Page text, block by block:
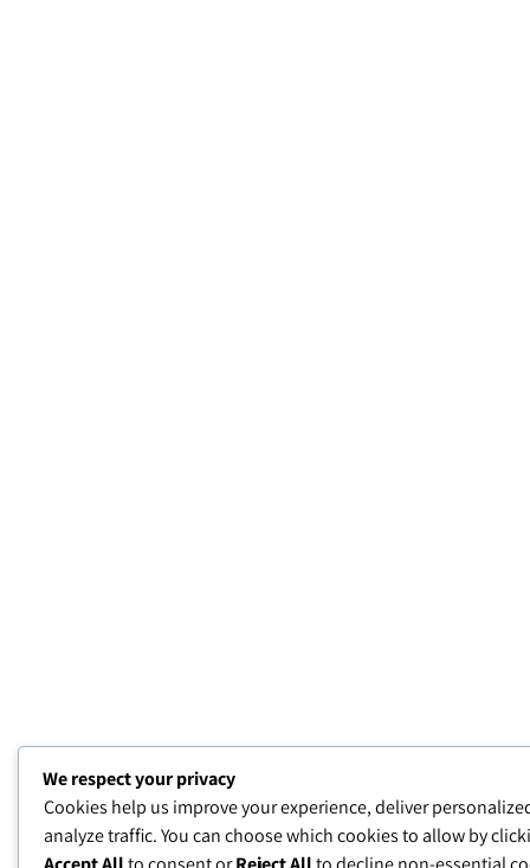
We respect your privacy
Cookies help us improve your experience, deliver
analyze traffic. You can choose which cookies to allow by